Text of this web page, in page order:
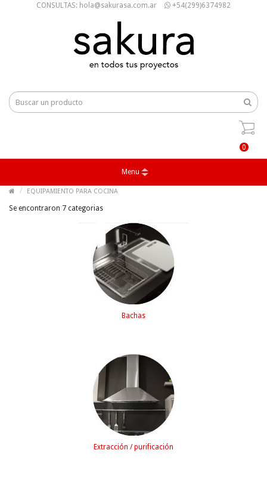
CONSULTAS: hola@sakurasa.com.ar +54(299)6374982
0
Menu
EQUIPAMIENTO PARA COCINA
Se encontraron 7 categorias
Bachas
Extracción / purificación